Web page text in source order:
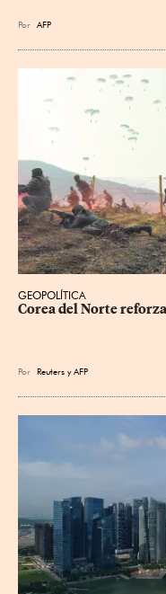
Por AFP
GEOPOLÍTICA
Corea del Norte
Por Reuters yAFP